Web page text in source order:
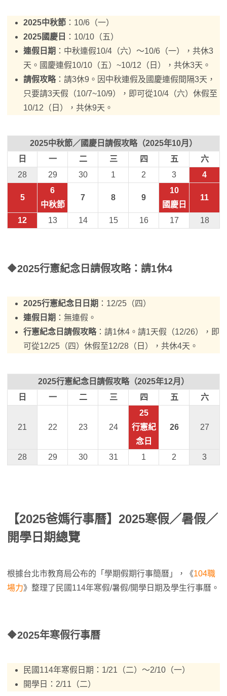
2025中秋節 ：10/6（一）
2025國慶日
：10/10（五）
連假日期 ：中秋連假10/4（六）～10/6（一），共休3
天。國慶連假10/10（五）~10/12（日），共休3天。
請假攻略：請3休9。因中秋連假及國慶連假間隔3天，
只要請3天假（10/7~10/9），即可從10/4（六）休假至
10/12（日），共休9天。
2025中秋節／國慶日請假攻略（2025年10月）
日
一 二 三 四 五
六
28
29 30 1 2 3 4
5
6
中秋節
7 8 9
10
國慶日
11
12 13 14 15 16 17 18
🔶2025行憲紀念日請假攻略：請1休4
2025行憲紀念日日期 ：12/25（四）
連假日期 ：無連假。
行憲紀念日請假攻略：請1休4。請1天假（12/26），即
可從12/25（四）休假至12/28（日），共休4天。
2025行憲紀念日請假攻略（2025年12月）
日
一 二 三 四 五 六
21 22 23 24
25
行憲紀
念日
26 27
28 29 30 31 1 2 3
【2025爸媽行事曆】2025寒假／暑假／
開學日期總覽
根據台北市教育局公布的「學期假期行事簡曆」，《104職
場力》整理了民國114年寒假/暑假/開學日期及學生行事曆。
🔶2025年寒假行事曆
民國114年寒假日期：1/21（二）～2/10（一）
開學日：2/11（二）